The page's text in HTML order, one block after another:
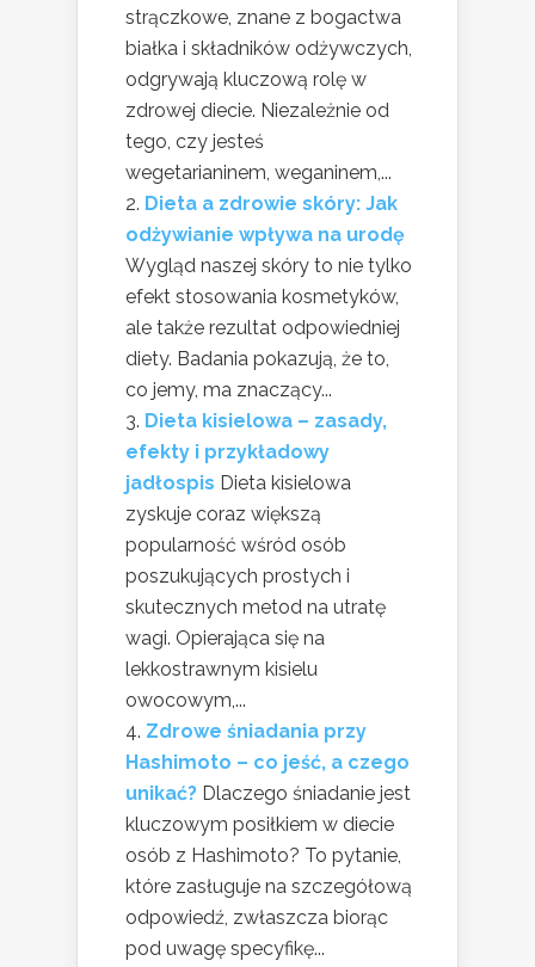
strączkowe, znane z bogactwa
białka i składników odżywczych,
odgrywają kluczową rolę w
zdrowej diecie. Niezależnie od
tego, czy jesteś
wegetarianinem, weganinem,...
Dieta a zdrowie skóry: Jak
odżywianie wpływa na urodę
Wygląd naszej skóry to nie tylko
efekt stosowania kosmetyków,
ale także rezultat odpowiedniej
diety. Badania pokazują, że to,
co jemy, ma znaczący...
Dieta kisielowa – zasady,
efekty i przykładowy
jadłospis Dieta kisielowa
zyskuje coraz większą
popularność wśród osób
poszukujących prostych i
skutecznych metod na utratę
wagi. Opierająca się na
lekkostrawnym kisielu
owocowym,...
Zdrowe śniadania przy
Hashimoto – co jeść, a czego
unikać? Dlaczego śniadanie jest
kluczowym posiłkiem w diecie
osób z Hashimoto? To pytanie,
które zasługuje na szczegółową
odpowiedź, zwłaszcza biorąc
pod uwagę specyfikę...